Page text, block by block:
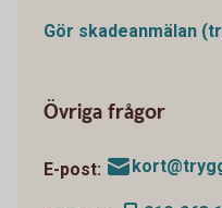
Gör skadeanmälan
Övriga frågor
E-post: